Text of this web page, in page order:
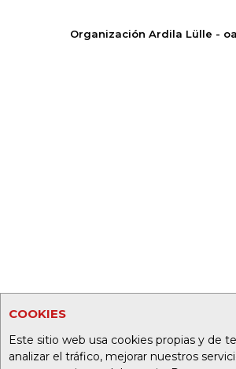
COOKIES
Este sitio web usa cookies propias y de
analizar el tráfico, mejorar nuestros
Organización Ardila Lülle -